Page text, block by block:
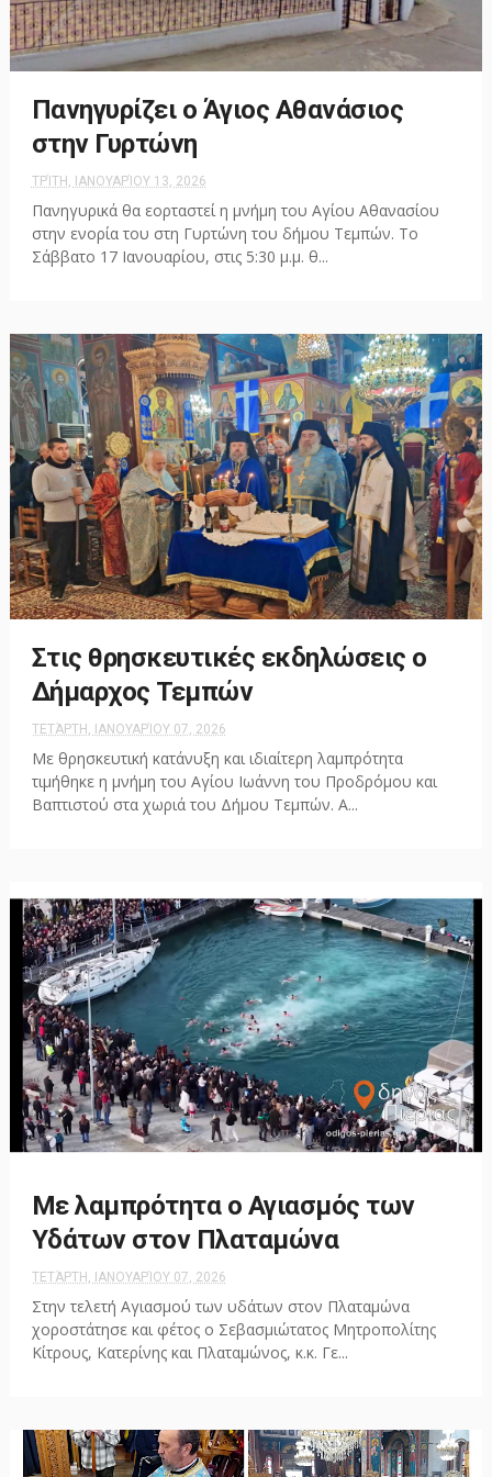
Πανηγυρίζει ο Άγιος Αθανάσιος
στην Γυρτώνη
ΤΡΊΤΗ, ΙΑΝΟΥΑΡΊΟΥ 13, 2026
Πανηγυρικά θα εορταστεί η μνήμη του Αγίου Αθανασίου
στην ενορία του στη Γυρτώνη του δήμου Τεμπών. Το
Σάββατο 17 Ιανουαρίου, στις 5:30 μ.μ. θ...
Στις θρησκευτικές εκδηλώσεις ο
Δήμαρχος Τεμπών
ΤΕΤΆΡΤΗ, ΙΑΝΟΥΑΡΊΟΥ 07, 2026
Με θρησκευτική κατάνυξη και ιδιαίτερη λαμπρότητα
τιμήθηκε η μνήμη του Αγίου Ιωάννη του Προδρόμου και
Βαπτιστού στα χωριά του Δήμου Τεμπών. Α...
Με λαμπρότητα ο Αγιασμός των
Υδάτων στον Πλαταμώνα
ΤΕΤΆΡΤΗ, ΙΑΝΟΥΑΡΊΟΥ 07, 2026
Στην τελετή Αγιασμού των υδάτων στον Πλαταμώνα
χοροστάτησε και φέτος ο Σεβασμιώτατος Μητροπολίτης
Κίτρους, Κατερίνης και Πλαταμώνος, κ.κ. Γε...